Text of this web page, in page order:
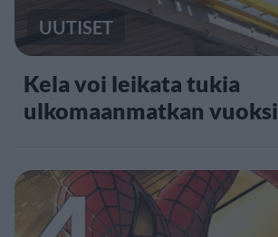
UUTISET
Kela voi leikata tukia
ulkomaanmatkan vuoksi